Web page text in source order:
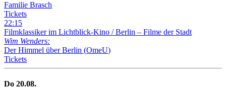
Familie Brasch
Tickets
22:15
Filmklassiker im Lichtblick-Kino /Berlin – Filme der Stadt
Wim Wenders:
Der Himmel über Berlin (OmeU)
Tickets
Do 20.08.